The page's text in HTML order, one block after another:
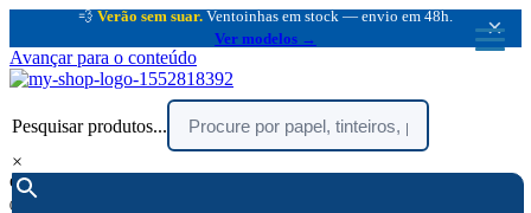
💨 Verão sem suar. Ventoinhas em stock — envio em 48h.
Ver modelos →
×
Avançar para o conteúdo
Pesquisar produtos...
×
encomendar por telefone :
(chamada rede fixa nacional)